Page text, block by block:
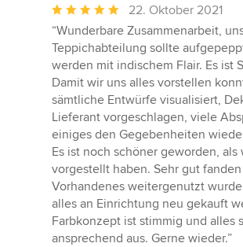
Durchschnittliche
Bewertung:
5
von
5
Sternen
22. Oktober 2021
“Wunderbare Zusammenarbeit,
Teppichabteilung sollte
werden mit indischem Flair. Es ist
Damit wir uns alles vorstellen
sämtliche Entwürfe visualisiert,
Lieferant vorgeschlagen, viele
einiges den Gegebenheiten
Es ist noch schöner geworden, als
vorgestellt haben. Sehr gut fanden
Vorhandenes weitergenutzt
alles an Einrichtung neu gekauft
Farbkonzept ist stimmig und alles
ansprechend aus. Gerne wieder.”